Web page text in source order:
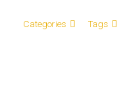
Categories Tags